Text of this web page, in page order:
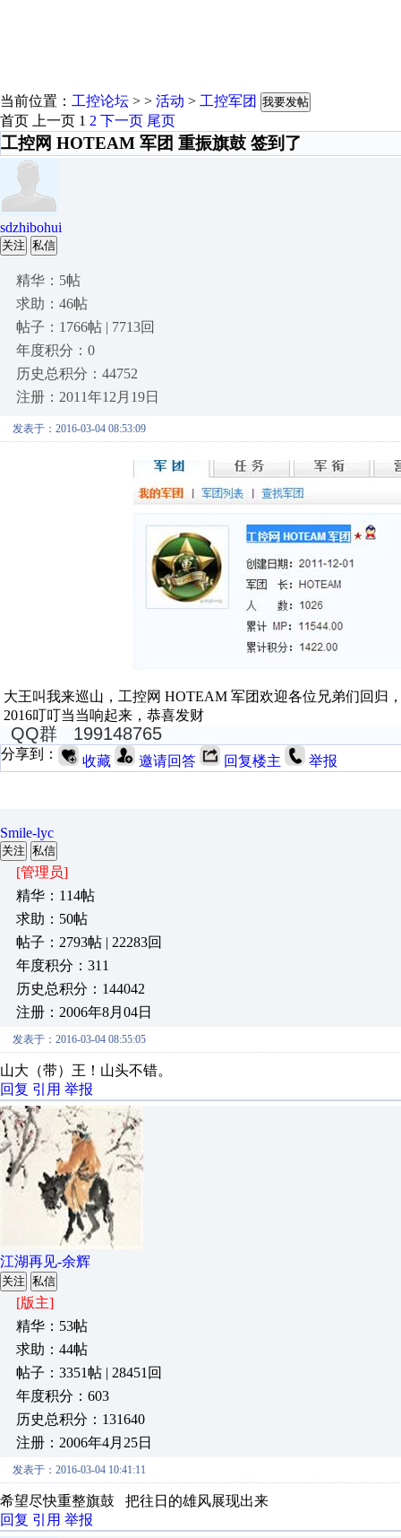
当前位置： 工控论坛 > > 活动 > 工控军团 我要发帖
首页 上一页 1 2 下一页 尾页
工控网 HOTEAM 军团 重振旗鼓 签到了
sdzhibohui
关注 私信
精华：5帖
求助：46帖
帖子：1766帖 | 7713回
年度积分：0
历史总积分：44752
注册：2011年12月19日
发表于：2016-03-04 08:53:09
大王叫我来巡山，工控网 HOTEAM 军团欢迎各位兄弟们回归
2016叮叮当当响起来，恭喜发财
QQ群 199148765
分享到： 收藏 邀请回答 回复楼主 举报
Smile-lyc
关注 私信
[管理员]
精华：114帖
求助：50帖
帖子：2793帖 | 22283回
年度积分：311
历史总积分：144042
注册：2006年8月04日
发表于：2016-03-04 08:55:05
山大（带）王！山头不错。
回复 引用 举报
江湖再见-余辉
关注 私信
[版主]
精华：53帖
求助：44帖
帖子：3351帖 | 28451回
年度积分：603
历史总积分：131640
注册：2006年4月25日
发表于：2016-03-04 10:41:11
希望尽快重整旗鼓 把往日的雄风展现出来
回复 引用 举报